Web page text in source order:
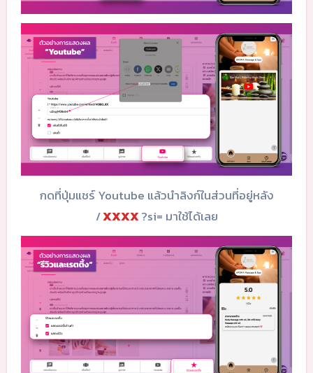
กดที่ปุ่มแชร์ Youtube แล้วนำลิงก์ในส่วนที่อยู่หลัง
/XXXX?si= มาใช้ได้เลย